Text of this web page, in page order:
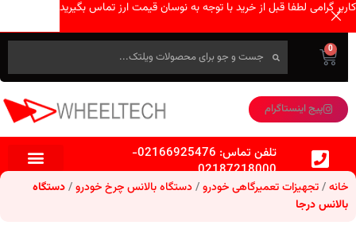
0
پیج اینستاگرام
تلفن تماس: 02166925476
-
02187218000
خانه تجهیزات تعمیرگاهی خودرو دستگاه بالانس چرخ خودرو دستگاه
بالانس درجا
کاربر گرامی لطفا قبل از خرید با توجه به نوسان قیمت ارز تماس بگیرید